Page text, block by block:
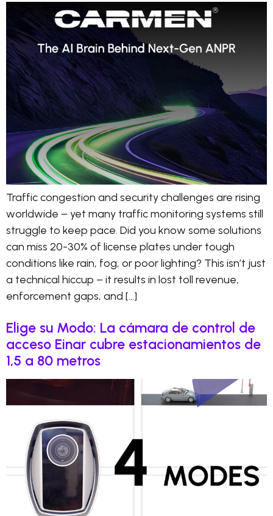
Traffic congestion and security challenges are rising
worldwide – yet many traffic monitoring systems still
struggle to keep pace. Did you know some solutions
can miss 20-30% of license plates under tough
conditions like rain, fog, or poor lighting? This isn’t just
a technical hiccup – it results in lost toll revenue,
enforcement gaps, and […]
Elige su Modo: La cámara de control de
acceso Einar cubre estacionamientos de
1,5 a 80 metros